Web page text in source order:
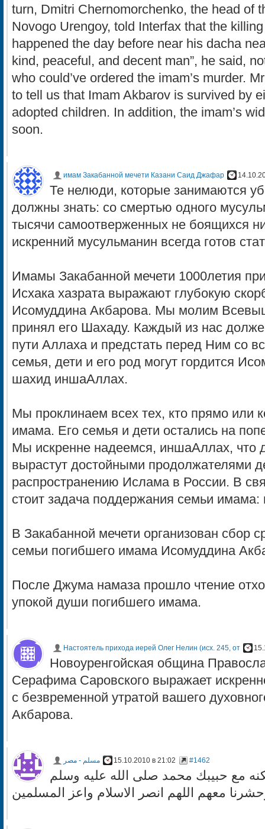
turn, Dmitri Chernomorchenko, the head of
Novogo Urengoy, told Interfax that the
happened the day before near his dacha
kind, peaceful, and decent man”, he said,
who could’ve ordered the imam’s murder.
to tell us that Imam Akbarov is survived by
adopted children. In addition, the imam’s
soon.
имам Закабанной мечети Казани Саид Джафар
Те нелюди, которые занимаются
должны знать: со смертью одного
тысячи самоотверженных не боящихся
искренний мусульманин всегда готов
Имамы Закабанной мечети 1000летия
Исхака хазрата выражают глубокую
Исомуддина Акбарова. Мы молим
принял его Шахаду. Каждый из нас
пути Аллаха и предстать перед Ним со
семья, дети и его род могут гордится
шахид иншаАллах.
Мы проклинаем всех тех, кто прямо или
имама. Его семья и дети остались на
Мы искренне надеемся, иншаАллах, что
вырастут достойными продолжателями
распространению Ислама в России. В
стоит задача поддержания семьи
В Закабанной мечети организован сбор
семьи погибшего имама Исомуддина
После Джума намаза прошло чтение
упокой души погибшего имама.
Настоятель прихода иерей Олег Нелин (исх. 245, от
Новоуренгойская община
Серафима Саровского выражает
с безвременной утратой вашего
Акбарова.
مسلم - مصر 15.10.2010 в 21:02 #1462
مع حبيبك محمد صلى الله عليه وسلم
معهم اللهم انصر الاسلام واعز المسلمين